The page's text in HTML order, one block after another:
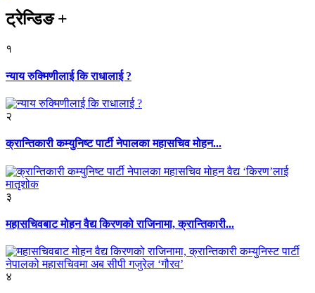
ट्रेन्डिङ+
१
न्याय रुक्मिणीलाई कि राधालाई ?
२
क्रान्तिकारी कम्युनिष्ट पार्टी नेपालका महासचिव मोहन...
३
महासचिवबाट मोहन वैद्य किरणको राजिनामा, क्रान्तिकारी...
४